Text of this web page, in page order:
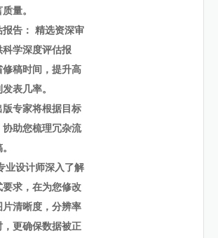
量。
告： 精选资深审
学深度评估报
稿时间，提升高
表几率。
专家将根据目标
助您梳理冗杂流
业设计师深入了解
求，在为您修改
清晰度，分辨率
更确保数据被正